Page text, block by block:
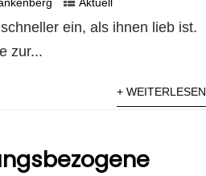
ein, als ihnen lieb ist.
zur...
+ WEITERLESEN